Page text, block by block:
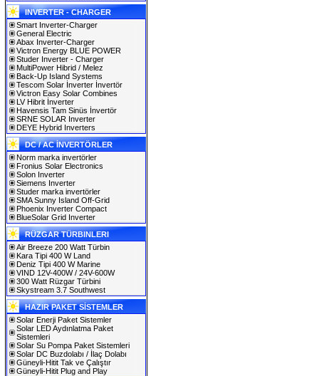
INVERTER - CHARGER
Smart Inverter-Charger
General Electric
Abax Inverter-Charger
Victron Energy BLUE POWER
Studer Inverter - Charger
MultiPower Hibrid / Melez
Back-Up Island Systems
Tescom Solar İnverter İnvertör
Victron Easy Solar Combines
LV Hibrit İnverter
Havensis Tam Sinüs İnvertör
SRNE SOLAR Inverter
DEYE Hybrid Inverters
DC / AC İNVERTÖRLER
Norm marka invertörler
Fronius Solar Electronics
Solon Inverter
Siemens Inverter
Studer marka invertörler
SMA Sunny Island Off-Grid
Phoenix Inverter Compact
BlueSolar Grid Inverter
RÜZGAR TÜRBINLERI
Air Breeze 200 Watt Türbin
Kara Tipi 400 W Land
Deniz Tipi 400 W Marine
VIND 12V-400W / 24V-600W
300 Watt Rüzgar Türbini
Skystream 3.7 Southwest
HAZIR PAKET SİSTEMLER
Solar Enerji Paket Sistemler
Solar LED Aydınlatma Paket
Sistemleri
Solar Su Pompa Paket Sistemleri
Solar DC Buzdolabı / İlaç Dolabı
Güneyli-Hitit Tak ve Çalıştır
Güneyli-Hitit Plug and Play